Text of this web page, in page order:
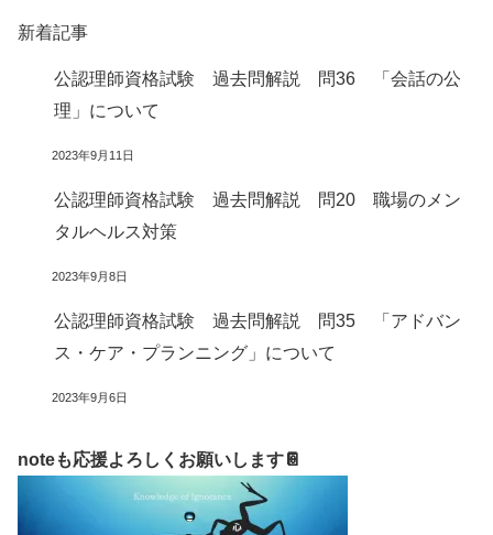
新着記事
公認理師資格試験 過去問解説 問36 「会話の公
理」について
2023年9月11日
公認理師資格試験 過去問解説 問20 職場のメン
タルヘルス対策
2023年9月8日
公認理師資格試験 過去問解説 問35 「アドバン
ス・ケア・プランニング」について
2023年9月6日
noteも応援よろしくお願いします📔